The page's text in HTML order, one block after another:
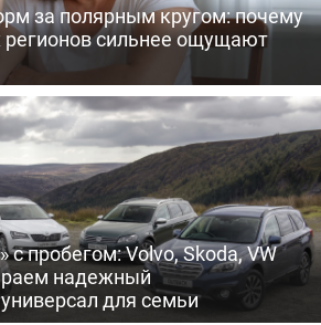
за полярным кругом: почему
сильнее ощущают
пробегом: Volvo, Skoda, VW
надежный
для семьи